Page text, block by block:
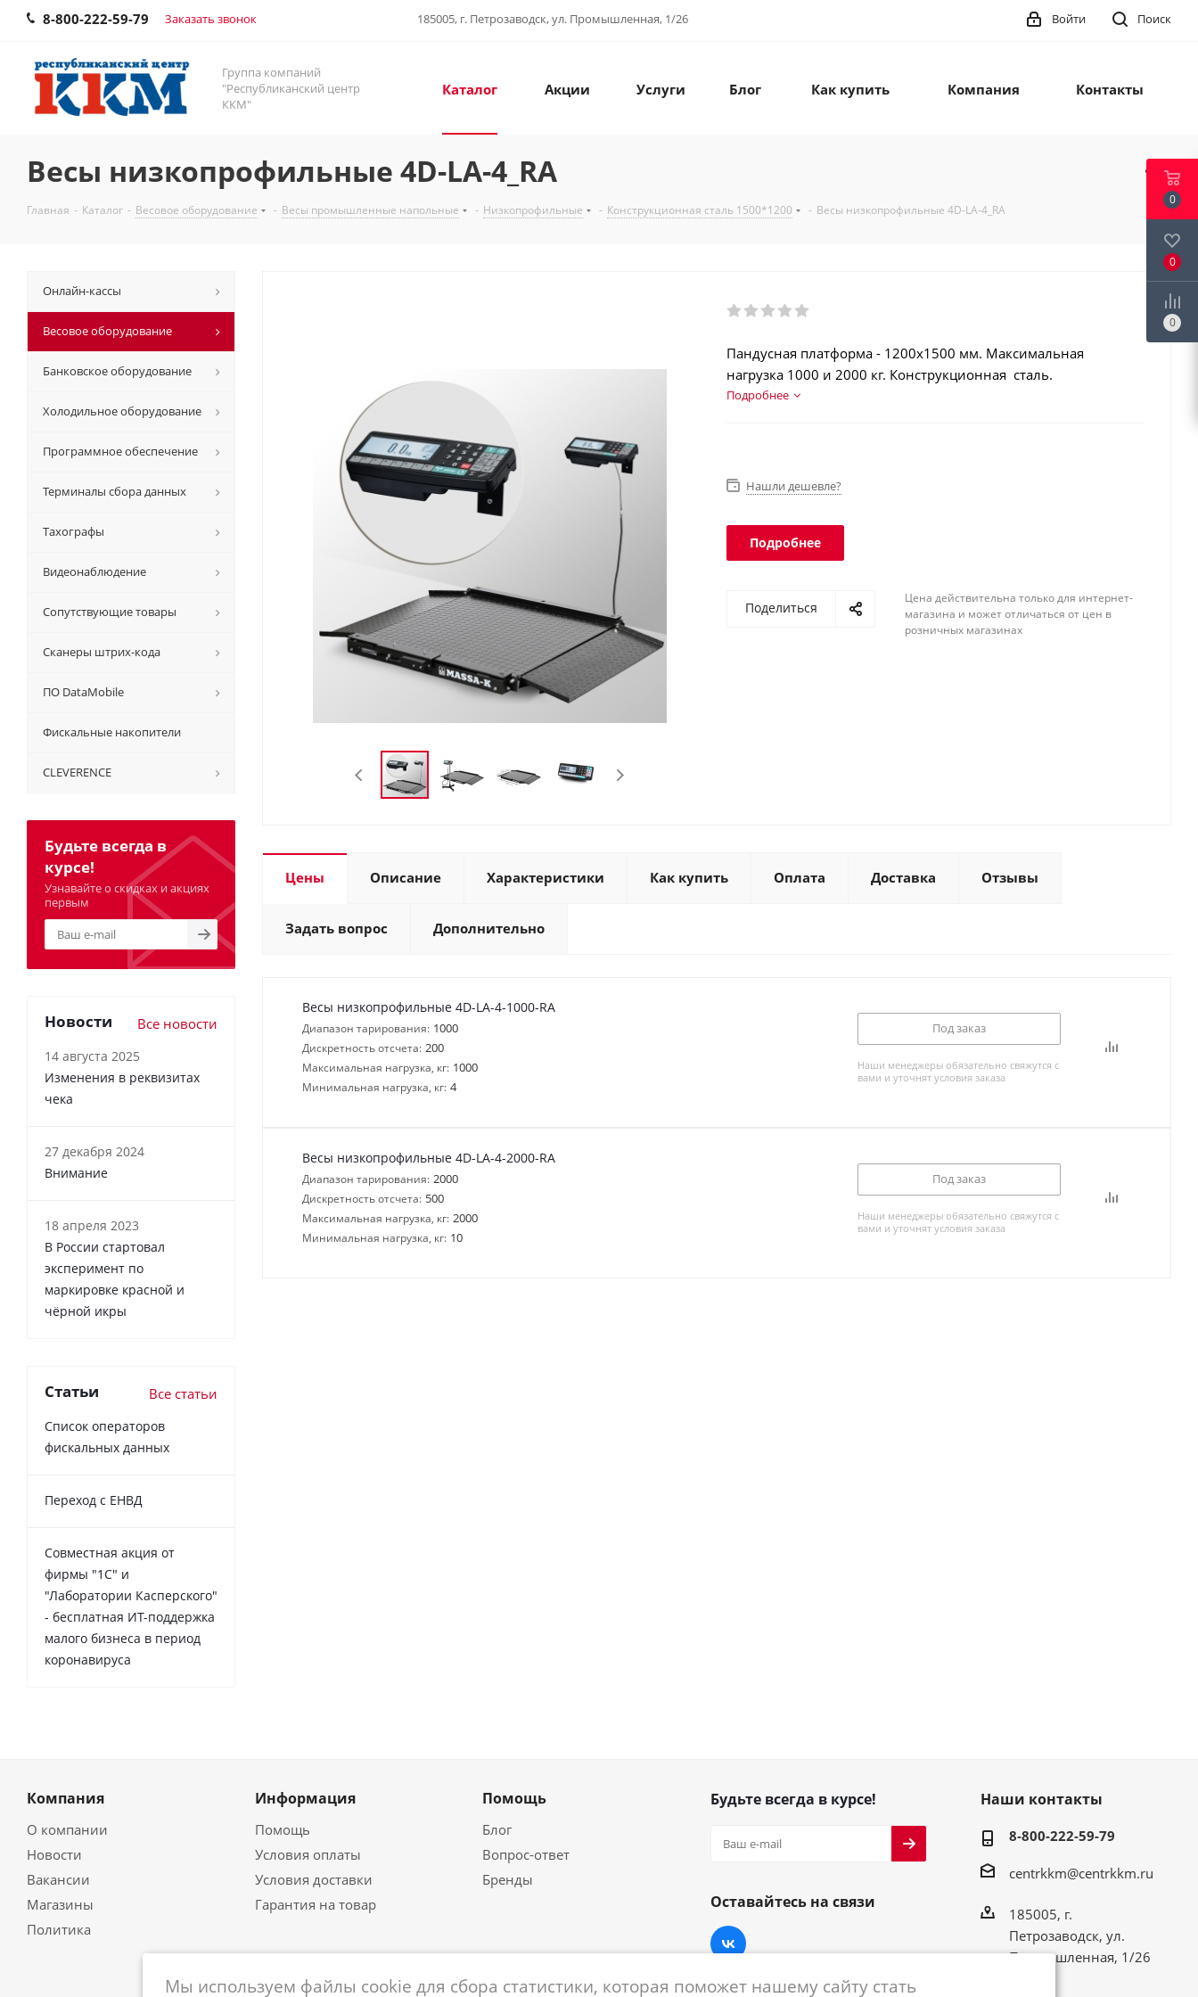
8-800-222-59-79 Заказать звонок 185005, г. Петрозаводск, ул. Промышленная, 1/26 Поиск
Войти
Группа компаний
"Республиканский центр
ККМ"
Каталог Акции Услуги Блог Как купить Компания Контакты
Весы низкопрофильные 4D-LA-4_RA
Главная - Каталог - Весовое оборудование - Весы промышленные напольные - Низкопрофильные - Конструкционная сталь 1500*1200 - Весы низкопрофильные 4D-LA-4_RA
Пандусная платформа - 1200х1500 мм. Максимальная
нагрузка 1000 и 2000 кг. Конструкционная сталь.
Аккумулятор. Регистрация операций. Интеграция в учетные
Подробнее
Нашли дешевле?
Подробнее
Поделиться
Цена действительна только для интернет-
магазина и может отличаться от цен в
розничных магазинах
Цены Описание Характеристики Как купить Оплата Доставка Отзывы
Задать вопрос Дополнительно
Весы низкопрофильные 4D-LA-4-1000-RA
Диапазон тарирования: 1000
Дискретность отсчета: 200
Максимальная нагрузка, кг: 1000
Минимальная нагрузка, кг: 4
Под заказ
Наши менеджеры обязательно свяжутся с
вами и уточнят условия заказа
Весы низкопрофильные 4D-LA-4-2000-RA
Диапазон тарирования: 2000
Дискретность отсчета: 500
Максимальная нагрузка, кг: 2000
Минимальная нагрузка, кг: 10
Под заказ
Наши менеджеры обязательно свяжутся с
вами и уточнят условия заказа
Онлайн-кассы
Весовое оборудование
Банковское оборудование
Холодильное оборудование
Программное обеспечение
Терминалы сбора данных
Тахографы
Видеонаблюдение
Сопутствующие товары
Сканеры штрих-кода
ПО DataMobile
Фискальные накопители
CLEVERENCE
Будьте всегда в
курсе!
Узнавайте о скидках и акциях
первым
Новости Все новости
14 августа 2025
Изменения в реквизитах
чека
27 декабря 2024
Внимание
18 апреля 2023
В России cтартовал
эксперимент по
маркировке красной и
чёрной икры
Статьи Все статьи
Список операторов
фискальных данных
Переход с ЕНВД
Совместная акция от
фирмы "1С" и
"Лаборатории Касперского"
- бесплатная ИТ-поддержка
малого бизнеса в период
коронавируса
Компания
О компании
Новости
Вакансии
Магазины
Политика
Информация
Помощь
Условия оплаты
Условия доставки
Гарантия на товар
Помощь
Блог
Вопрос-ответ
Бренды
Будьте всегда в курсе!
Оставайтесь на связи
Наши контакты
8-800-222-59-79
centrkkm@centrkkm.ru
185005, г.
Петрозаводск, ул.
Промышленная, 1/26
Мы используем файлы cookie для сбора статистики, которая поможет нашему сайту стать
0
0
0